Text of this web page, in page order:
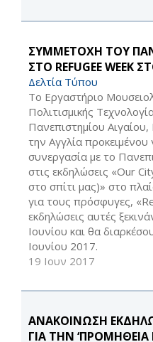
ΣΥΜΜΕΤΟΧΗ ΤΟΥ
ΣΤΟ REFUGEE WEEK
Δελτία Τύπου
Το Εργαστήριο
Πολιτισμικής
Πανεπιστημίου
την Αγγλία
συνεργασία με το
στις εκδηλώσεις «Our
στο σπίτι μας)» στο
για τους πρόσφυγες,
εκδηλώσεις αυτές
Ιουνίου και θα
Ιουνίου 2017.
19 Ιουν 2017
ΑΝΑΚΟΙΝΩΣΗ
ΓΙΑ ΤΗΝ